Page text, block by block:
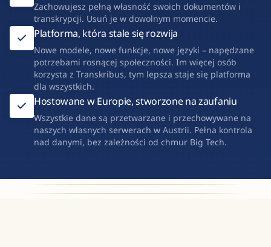
Zachowujesz pełną własność swoich dokumentów i
transkrypcji. Usuń je w dowolnym momencie.
Platforma, która stale się rozwija
Nowe modele, nowe funkcje, nowe języki – napędzane
potrzebami rosnącej społeczności. Im więcej osób
korzysta z Transkribus, tym lepsza staje się platforma
dla wszystkich.
Hostowane w Europie, stworzone na zaufaniu
Wszystkie dane są przetwarzane i przechowywane na
naszych własnych serwerach w Austrii. Pełna kontrola
nad danymi, bez zależności od chmur Big Tech.